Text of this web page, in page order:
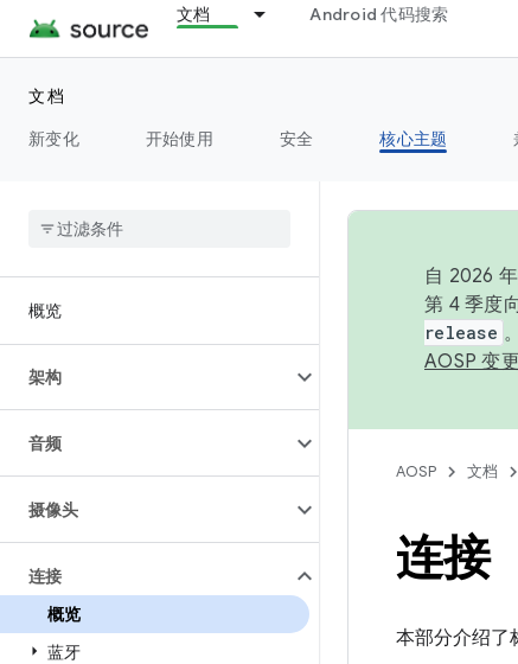
文档 Android 代码搜索
文档
新变化
开始使用 安全 核心主题
概览
架构
音频
摄像头
连接
概览
蓝牙
自 2026
第 4 季度
release 。
AOSP 变更
AOSP 文档
连接
本部分介绍了